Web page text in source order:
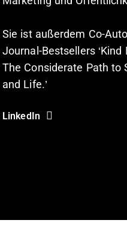
Sie ist außerdem Co-
Journal-Bestsellers ‘Kind
The Considerate Path to
and Life.’
LinkedIn